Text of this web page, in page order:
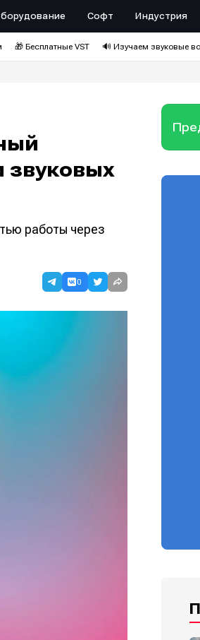
Софт Индустрия
🎁 Бесплатные VST 🔊 Изучаем звуковые
звуковых
работы через
0